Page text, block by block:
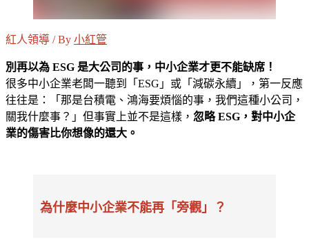
紅人領導 / By 小紅管
別再以為 ESG 是大公司的事，中小企業才更不能缺席！
很多中小企業老闆一聽到「ESG」或「減碳永續」，第一反應
往往是：「那是台積電、鴻海要煩惱的事，我們這種小公司，
關我什麼事？」但事實上並不是這樣， 忽略 ESG，對中小企
業的傷害比你想像的還大。
為什麼中小企業不能再「旁觀」？